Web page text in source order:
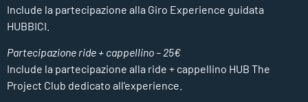
Include la partecipazione alla Giro Experience guidata
HUBBICI.
Partecipazione ride + cappellino – 25€
Include la partecipazione alla ride + cappellino HUB The
Project Club dedicato all’experience.